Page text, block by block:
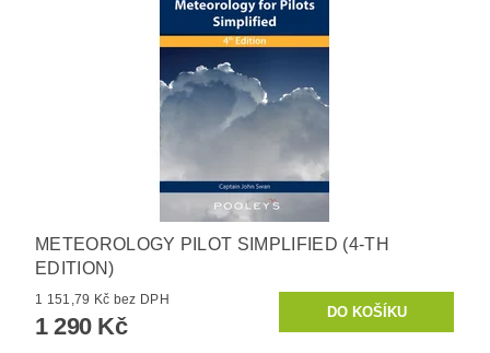
METEOROLOGY PILOT SIMPLIFIED (4-TH
EDITION)
1 151,79 Kč bez DPH
1 290 Kč